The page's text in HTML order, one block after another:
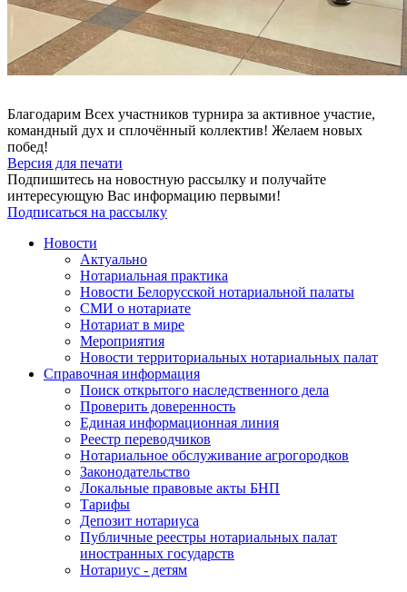
Благодарим Всех участников турнира за активное участие,
командный дух и сплочённый коллектив! Желаем новых
побед!
Версия для печати
Подпишитесь на новостную рассылку и получайте
интересующую Вас информацию первыми!
Подписаться на рассылку
Новости
Актуально
Нотариальная практика
Новости Белорусской нотариальной палаты
СМИ о нотариате
Нотариат в мире
Мероприятия
Новости территориальных нотариальных палат
Справочная информация
Поиск открытого наследственного дела
Проверить доверенность
Единая информационная линия
Реестр переводчиков
Нотариальное обслуживание агрогородков
Законодательство
Локальные правовые акты БНП
Тарифы
Депозит нотариуса
Публичные реестры нотариальных палат
иностранных государств
Нотариус - детям